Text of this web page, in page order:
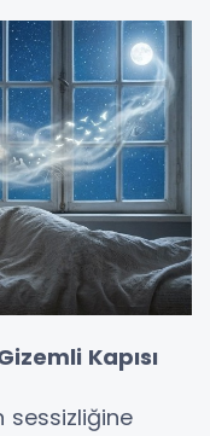
Kapısı
sessizliğine